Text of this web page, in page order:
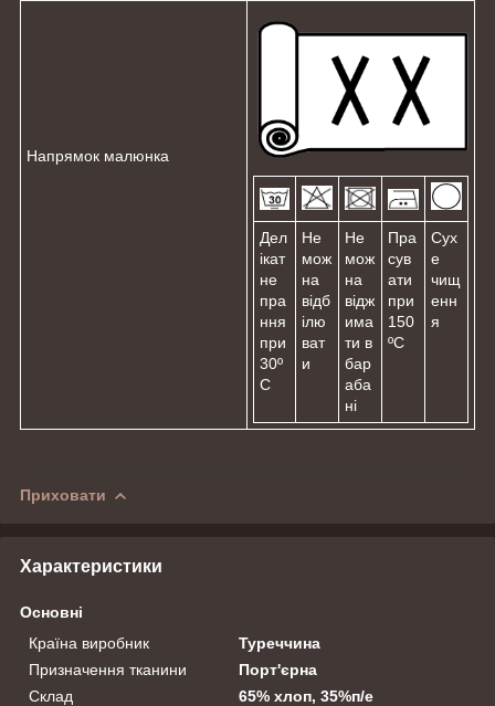
Напрямок малюнка
Дел
ікат
не
пра
ння
при
30º
С
Не
мож
на
відб
ілю
ват
и
Не
мож
на
відж
има
ти в
бар
аба
ні
Пра
сув
ати
при
150
ºС
Сух
е
чищ
енн
я
Приховати
Характеристики
Основні
Країна виробник
Туреччина
Призначення тканини
Порт'єрна
Склад
65% хлоп, 35%п/е